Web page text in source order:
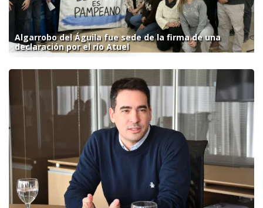
Algarrobo del Águila fue sede de la firma de una
declaración por el río Atuel